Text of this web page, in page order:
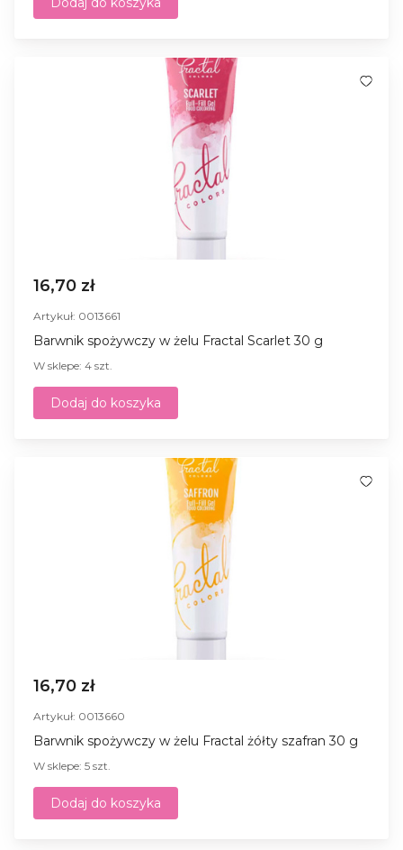
16,70 zł
Artykuł: 0013661
Barwnik spożywczy w żelu Fractal Scarlet 30 g
W sklepe: 4 szt.
Dodaj do koszyka
16,70 zł
Artykuł: 0013660
Barwnik spożywczy w żelu Fractal żółty szafran 30 g
W sklepe: 5 szt.
Dodaj do koszyka